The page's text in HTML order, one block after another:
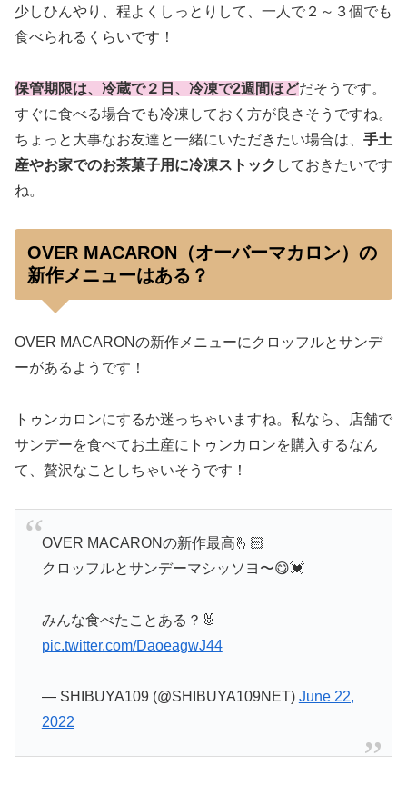
少しひんやり、程よくしっとりして、一人で２～３個でも
食べられるくらいです！
保管期限は、冷蔵で２日、冷凍で2週間ほどだそうです。
すぐに食べる場合でも冷凍しておく方が良さそうですね。
ちょっと大事なお友達と一緒にいただきたい場合は、 手土
産やお家でのお茶菓子用に冷凍ストック しておきたいです
ね。
OVER MACARON（オーバーマカロン）の
新作メニューはある？
OVER MACARONの新作メニューにクロッフルとサンデ
ーがあるようです！
トゥンカロンにするか迷っちゃいますね。私なら、店舗で
サンデーを食べてお土産にトゥンカロンを購入するなん
て、贅沢なことしちゃいそうです！
OVER MACARONの新作最高🫰🏻
クロッフルとサンデーマシッソヨ〜😋💓
みんな食べたことある？🐰
pic.twitter.com/DaoeagwJ44
— SHIBUYA109 (@SHIBUYA109NET) June 22,
2022